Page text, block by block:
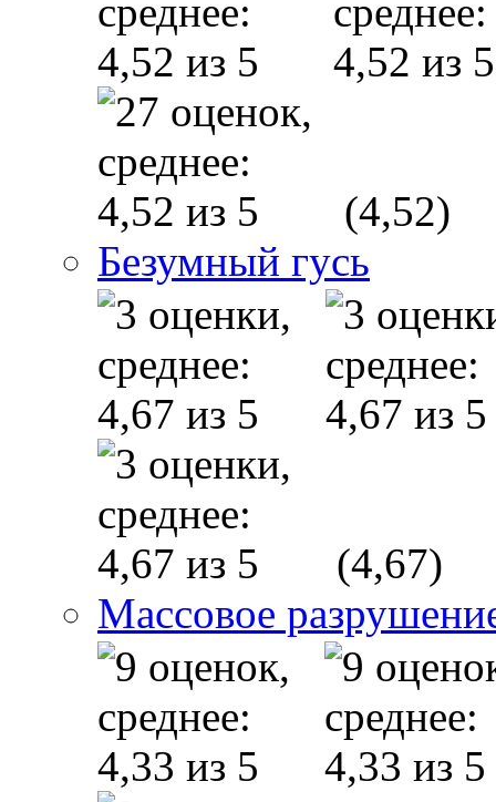
(4,52)
Безумный гусь
(4,67)
Массовое